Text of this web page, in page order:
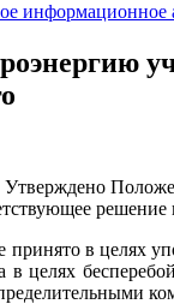
Утверждено
в целях
в целях